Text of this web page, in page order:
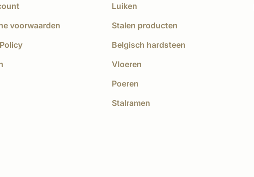
voorwaarden
Luiken
Stalen producten
Belgisch hardsteen
Vloeren
Poeren
Stalramen